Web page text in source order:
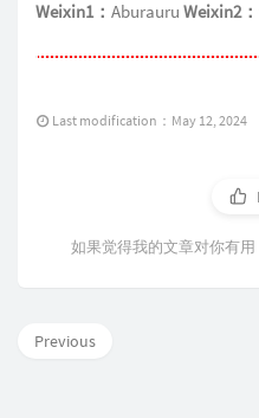
Weixin1： Aburauru Weixin2：
Last modification：May 12, 2024
如果觉得我的文章对你有
Previous